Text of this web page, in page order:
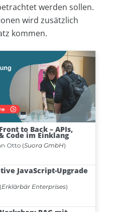
werden sollen.
wird zusätzlich
kommen.